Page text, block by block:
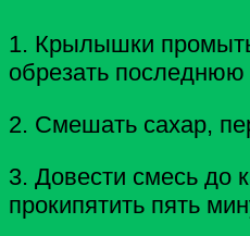
1. Крылышки
обрезать последнюю
2. Смешать сахар,
3. Довести смесь до
прокипятить пять